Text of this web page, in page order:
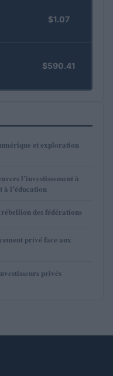
$1.07
$590.41
et exploration
l’investissement à
à l’éducation
des fédérations
privé face aux
privés